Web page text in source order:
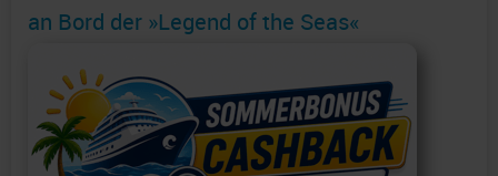
an Bord der »Legend of the Seas«